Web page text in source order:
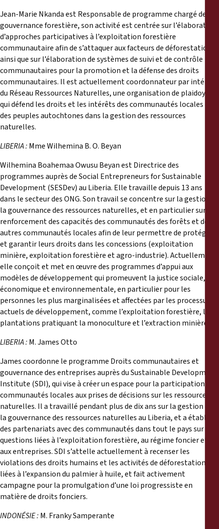
Jean-Marie Nkanda est Responsable de programme chargé de la
gouvernance forestière, son activité est centrée sur l’élaboration
d’approches participatives à l’exploitation forestière
communautaire afin de s’attaquer aux facteurs de déforestation,
ainsi que sur l’élaboration de systèmes de suivi et de contrôle
communautaires pour la promotion et la défense des droits
communautaires. Il est actuellement coordonnateur par intérim
du Réseau Ressources Naturelles, une organisation de plaidoyer
qui défend les droits et les intérêts des communautés locales et
des peuples autochtones dans la gestion des ressources
naturelles.
LIBERIA :Mme Wilhemina B. O. Beyan
Wilhemina Boahemaa Owusu Beyan est Directrice des
programmes auprès de Social Entrepreneurs for Sustainable
Development (SESDev) au Liberia. Elle travaille depuis 13 ans
dans le secteur des ONG. Son travail se concentre sur la gestion et
la gouvernance des ressources naturelles, et en particulier sur le
renforcement des capacités des communautés des forêts et des
autres communautés locales afin de leur permettre de protéger
et garantir leurs droits dans les concessions (exploitation
minière, exploitation forestière et agro-industrie). Actuellement,
elle conçoit et met en œuvre des programmes d’appui aux
modèles de développement qui promeuvent la justice sociale,
économique et environnementale, en particulier pour les
personnes les plus marginalisées et affectées par les processus
actuels de développement, comme l’exploitation forestière, les
plantations pratiquant la monoculture et l’extraction minière.
LIBERIA :M. James Otto
James coordonne le programme Droits communautaires et
gouvernance des entreprises auprès du Sustainable Development
Institute (SDI), qui vise à créer un espace pour la participation des
communautés locales aux prises de décisions sur les ressources
naturelles. Il a travaillé pendant plus de dix ans sur la gestion et
la gouvernance des ressources naturelles au Liberia, et a établi
des partenariats avec des communautés dans tout le pays sur des
questions liées à l’exploitation forestière, au régime foncier et
aux entreprises. SDI s’attelle actuellement à recenser les
violations des droits humains et les activités de déforestation
liées à l’expansion du palmier à huile, et fait activement
campagne pour la promulgation d’une loi progressiste en
matière de droits fonciers.
INDONÉSIE :M. Franky Samperante